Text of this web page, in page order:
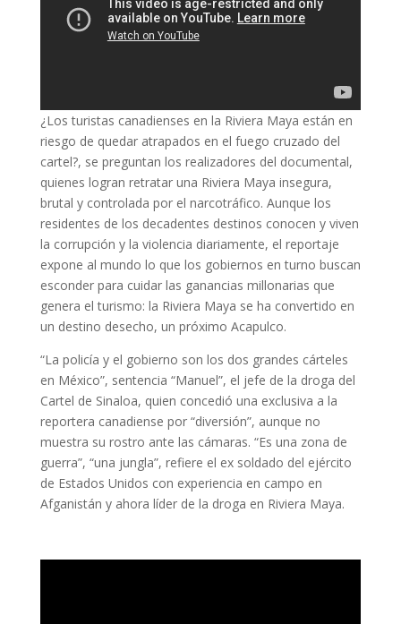
¿Los turistas canadienses en la Riviera Maya están en
riesgo de quedar atrapados en el fuego cruzado del
cartel?, se preguntan los realizadores del documental,
quienes logran retratar una Riviera Maya insegura,
brutal y controlada por el narcotráfico. Aunque los
residentes de los decadentes destinos conocen y viven
la corrupción y la violencia diariamente, el reportaje
expone al mundo lo que los gobiernos en turno buscan
esconder para cuidar las ganancias millonarias que
genera el turismo: la Riviera Maya se ha convertido en
un destino desecho, un próximo Acapulco.
“La policía y el gobierno son los dos grandes cárteles
en México”, sentencia “Manuel”, el jefe de la droga del
Cartel de Sinaloa, quien concedió una exclusiva a la
reportera canadiense por “diversión”, aunque no
muestra su rostro ante las cámaras. “Es una zona de
guerra”, “una jungla”, refiere el ex soldado del ejército
de Estados Unidos con experiencia en campo en
Afganistán y ahora líder de la droga en Riviera Maya.